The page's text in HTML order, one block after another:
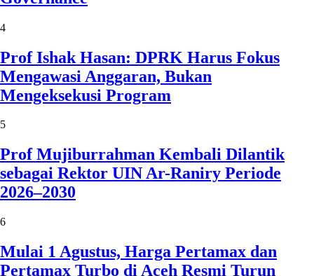
4
Prof Ishak Hasan: DPRK Harus Fokus
Mengawasi Anggaran, Bukan
Mengeksekusi Program
5
Prof Mujiburrahman Kembali Dilantik
sebagai Rektor UIN Ar-Raniry Periode
2026–2030
6
Mulai 1 Agustus, Harga Pertamax dan
Pertamax Turbo di Aceh Resmi Turun